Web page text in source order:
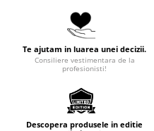
Te ajutam in luarea unei decizii.
Consiliere vestimentara de la
profesionisti!
Descopera produsele in editie